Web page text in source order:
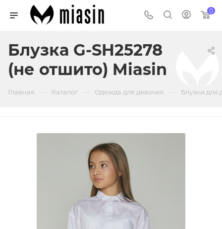
0
Блузка G-SH25278
(не отшито) Miasin
Главная Каталог Одежда для девочек Блузки для